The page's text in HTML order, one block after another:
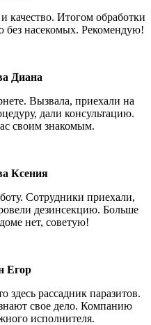
качество. Итогом обработки
без насекомых. Рекомендую!
Диана
Вызвала, приехали на
дали консультацию.
своим знакомым.
Ксения
Сотрудники приехали,
дезинсекцию. Больше
нет, советую!
Егор
здесь рассадник паразитов.
свое дело. Компанию
исполнителя.